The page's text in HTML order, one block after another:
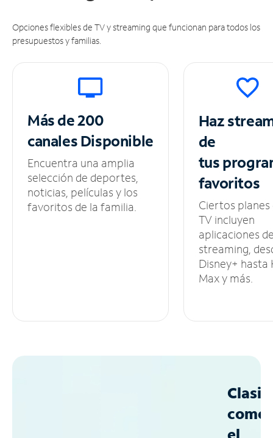
Opciones flexibles de TV y streaming que funcionan para todos los
presupuestos y familias.
Más de 200
canalesDisponible
Encuentra una amplia
selección de deportes,
noticias, películas y los
favoritos de la familia.
Haz
de
tus
favoritos
Ciertos planes
TV incluyen
aplicaciones
streaming,
Disney+ hasta
Max y más.
como
el